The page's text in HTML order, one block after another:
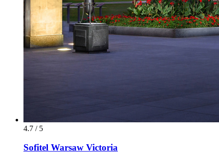
4.7 / 5
Sofitel Warsaw Victoria